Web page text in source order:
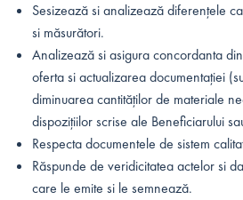
Sesizează si analizează diferențele
si măsurători.
Analizează si asigura concordanta
oferta si actualizarea documentației
diminuarea cantităților de materiale
dispozițiilor scrise ale Beneficiarului
Respecta documentele de sistem
Răspunde de veridicitatea actelor si
care le emite si le semnează.